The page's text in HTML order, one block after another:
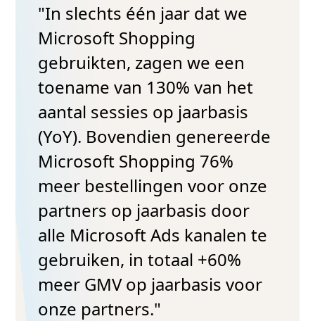
"In slechts één jaar dat we
Microsoft Shopping
gebruikten, zagen we een
toename van 130% van het
aantal sessies op jaarbasis
(YoY). Bovendien genereerde
Microsoft Shopping 76%
meer bestellingen voor onze
partners op jaarbasis door
alle Microsoft Ads kanalen te
gebruiken, in totaal +60%
meer GMV op jaarbasis voor
onze partners."